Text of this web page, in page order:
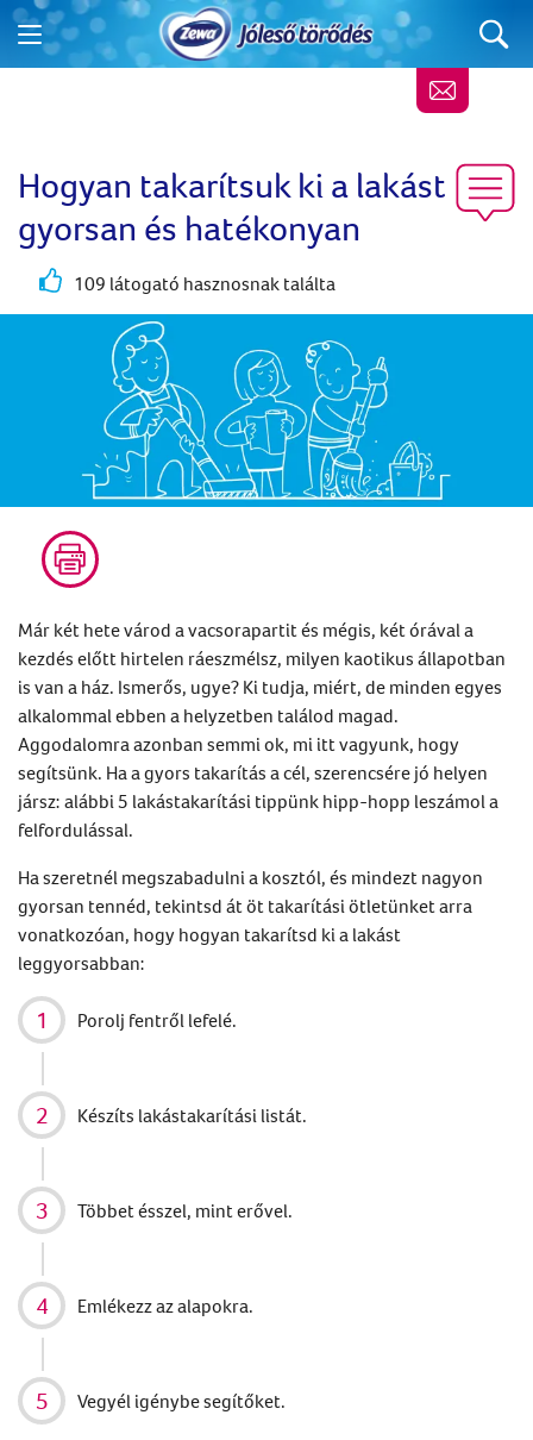
Hogyan takarítsuk ki a lakást
gyorsan és hatékonyan
109 látogató hasznosnak találta
Már két hete várod a vacsorapartit és mégis, két órával a
kezdés előtt hirtelen ráeszmélsz, milyen kaotikus állapotban
is van a ház. Ismerős, ugye? Ki tudja, miért, de minden egyes
alkalommal ebben a helyzetben találod magad.
Aggodalomra azonban semmi ok, mi itt vagyunk, hogy
segítsünk. Ha a gyors takarítás a cél, szerencsére jó helyen
jársz: alábbi 5 lakástakarítási tippünk hipp-hopp leszámol a
felfordulással.
Ha szeretnél megszabadulni a kosztól, és mindezt nagyon
gyorsan tennéd, tekintsd át öt takarítási ötletünket arra
vonatkozóan, hogy hogyan takarítsd ki a lakást
leggyorsabban:
Porolj fentről lefelé.
Készíts lakástakarítási listát.
Többet ésszel, mint erővel.
Emlékezz az alapokra.
Vegyél igénybe segítőket.